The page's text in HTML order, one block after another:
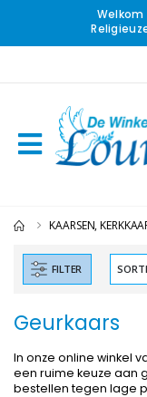
KAARSEN,
FILTER
Geurkaars
In onze online winkel
een ruime keuze aan
bestellen tegen lage